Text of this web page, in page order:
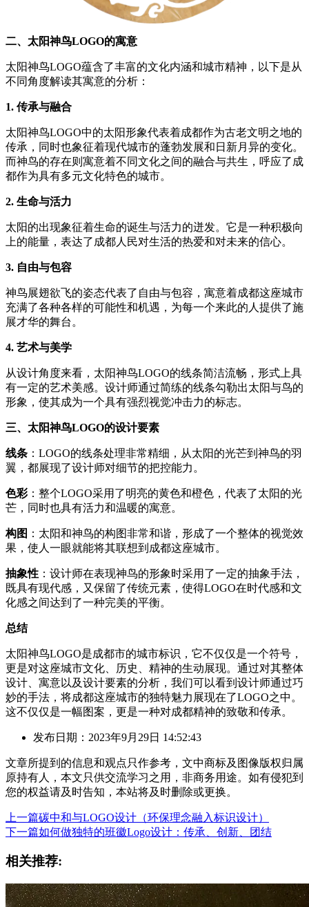
二、太阳神鸟LOGO的寓意
太阳神鸟LOGO蕴含了丰富的文化内涵和城市精神，以下是从
不同角度解读其寓意的分析：
1. 传承与融合
太阳神鸟LOGO中的太阳形象代表着成都作为古老文明之地的
传承，同时也象征着现代城市的蓬勃发展和日新月异的变化。
而神鸟的存在则寓意着不同文化之间的融合与共生，呼应了成
都作为具有多元文化特色的城市。
2. 生命与活力
太阳的出现象征着生命的诞生与活力的迸发。它是一种积极向
上的能量，表达了成都人民对生活的热爱和对未来的信心。
3. 自由与包容
神鸟展翅欲飞的姿态代表了自由与包容，寓意着成都这座城市
充满了各种各样的可能性和机遇，为每一个来此的人提供了施
展才华的舞台。
4. 艺术与美学
从设计角度来看，太阳神鸟LOGO的线条简洁流畅，形式上具
有一定的艺术美感。设计师通过简练的线条勾勒出太阳与鸟的
形象，使其成为一个具有强烈视觉冲击力的标志。
三、太阳神鸟LOGO的设计要素
线条 ：LOGO的线条处理非常精细，从太阳的光芒到神鸟的羽
翼，都展现了设计师对细节的把控能力。
色彩：整个LOGO采用了明亮的黄色和橙色，代表了太阳的光
芒，同时也具有活力和温暖的寓意。
构图 ：太阳和神鸟的构图非常和谐，形成了一个整体的视觉效
果，使人一眼就能将其联想到成都这座城市。
抽象性 ：设计师在表现神鸟的形象时采用了一定的抽象手法，
既具有现代感，又保留了传统元素，使得LOGO在时代感和文
化感之间达到了一种完美的平衡。
总结
太阳神鸟LOGO是成都市的城市标识，它不仅仅是一个符号，
更是对这座城市文化、历史、精神的生动展现。通过对其整体
设计、寓意以及设计要素的分析，我们可以看到设计师通过巧
妙的手法，将成都这座城市的独特魅力展现在了LOGO之中。
这不仅仅是一幅图案，更是一种对成都精神的致敬和传承。
发布日期：2023年9月29日 14:52:43
文章所提到的信息和观点只作参考，文中商标及图像版权归属
原持有人，本文只供交流学习之用，非商务用途。如有侵犯到
您的权益请及时告知，本站将及时删除或更换。
上一篇碳中和与LOGO设计（环保理念融入标识设计）
下一篇如何做独特的班徽Logo设计：传承、创新、团结
相关推荐: